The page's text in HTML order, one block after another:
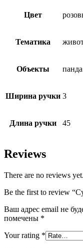
Цвет
Тематика
Объекты панда
Ширина ручки 3
Длина ручки 45
Reviews
There are no reviews yet.
Be the first to review
Ваш адрес email не
помечены *
Your rating *